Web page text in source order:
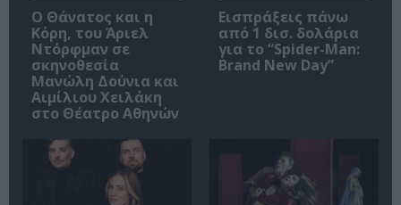
Ο Θάνατος και η
Κόρη, του Άριελ
Ντόρφμαν σε
σκηνοθεσία
Μανώλη Δούνια και
Αιμίλιου Χειλάκη
στο Θέατρο Αθηνών
Εισπράξεις πάνω
από 1 δισ. δολάρια
για το “Spider-Man:
Brand New Day”